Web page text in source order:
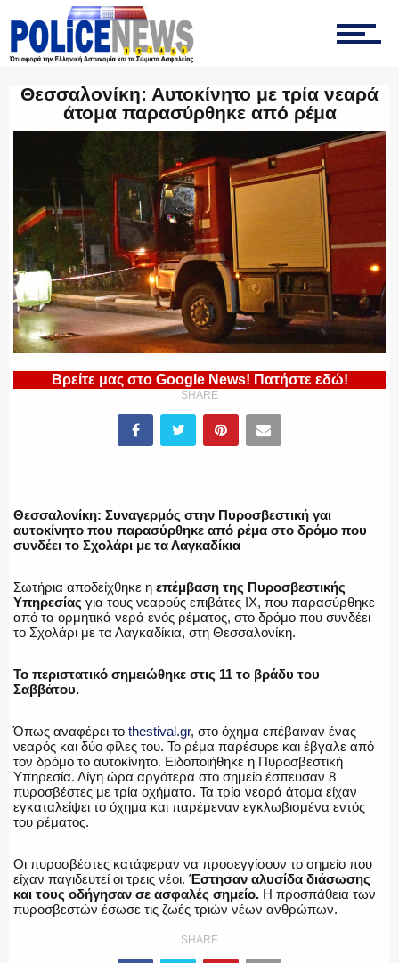
ΤΡΟΧΑΙΑ
ΟΠΚΕ
ΟΜΑΔΑ “Ζ”
ΕΚΑΜ
ΕΝΟΠΛΕΣ ΔΥΝΑΜΕΙΣ
Θεσσαλονίκη: Αυτοκίνητο με τρία νεαρά
άτομα παρασύρθηκε από ρέμα
Βρείτε μας στο Google News! Πατήστε εδώ!
SHARE
Θεσσαλονίκη: Συναγερμός στην Πυροσβεστική γαι
αυτοκίνητο που παρασύρθηκε από ρέμα στο δρόμο που
συνδέει το Σχολάρι με τα Λαγκαδίκια
Σωτήρια αποδείχθηκε η επέμβαση της Πυροσβεστικής
Υπηρεσίας για τους νεαρούς επιβάτες ΙΧ, που παρασύρθηκε
από τα ορμητικά νερά ενός ρέματος, στο δρόμο που συνδέει
το Σχολάρι με τα Λαγκαδίκια, στη Θεσσαλονίκη.
Το περιστατικό σημειώθηκε στις 11 το βράδυ του
Σαββάτου.
Όπως αναφέρει το thestival.gr, στο όχημα επέβαιναν ένας
νεαρός και δύο φίλες του. Το ρέμα παρέσυρε και έβγαλε από
τον δρόμο το αυτοκίνητο. Ειδοποιήθηκε η Πυροσβεστική
Υπηρεσία. Λίγη ώρα αργότερα στο σημείο έσπευσαν 8
πυροσβέστες με τρία οχήματα. Τα τρία νεαρά άτομα είχαν
εγκαταλείψει το όχημα και παρέμεναν εγκλωβισμένα εντός
του ρέματος.
Οι πυροσβέστες κατάφεραν να προσεγγίσουν το σημείο που
είχαν παγιδευτεί οι τρεις νέοι. Έστησαν αλυσίδα διάσωσης
και τους οδήγησαν σε ασφαλές σημείο. Η προσπάθεια των
πυροσβεστών έσωσε τις ζωές τριών νέων ανθρώπων.
SHARE